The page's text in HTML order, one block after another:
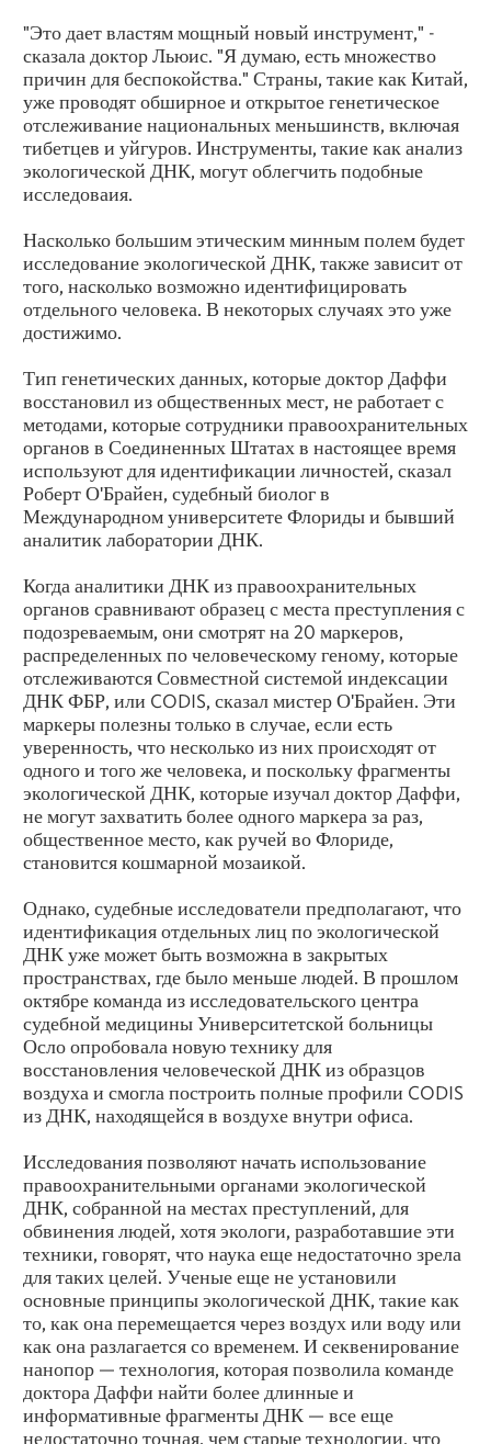
"Это дает властям мощный новый инструмент," -
сказала доктор Льюис. "Я думаю, есть множество
причин для беспокойства." Страны, такие как Китай,
уже проводят обширное и открытое генетическое
отслеживание национальных меньшинств, включая
тибетцев и уйгуров. Инструменты, такие как анализ
экологической ДНК, могут облегчить подобные
исследоваия.
Насколько большим этическим минным полем будет
исследование экологической ДНК, также зависит от
того, насколько возможно идентифицировать
отдельного человека. В некоторых случаях это уже
достижимо.
Тип генетических данных, которые доктор Даффи
восстановил из общественных мест, не работает с
методами, которые сотрудники правоохранительных
органов в Соединенных Штатах в настоящее время
используют для идентификации личностей, сказал
Роберт О'Брайен, судебный биолог в
Международном университете Флориды и бывший
аналитик лаборатории ДНК.
Когда аналитики ДНК из правоохранительных
органов сравнивают образец с места преступления с
подозреваемым, они смотрят на 20 маркеров,
распределенных по человеческому геному, которые
отслеживаются Совместной системой индексации
ДНК ФБР, или CODIS, сказал мистер О'Брайен. Эти
маркеры полезны только в случае, если есть
уверенность, что несколько из них происходят от
одного и того же человека, и поскольку фрагменты
экологической ДНК, которые изучал доктор Даффи,
не могут захватить более одного маркера за раз,
общественное место, как ручей во Флориде,
становится кошмарной мозаикой.
Однако, судебные исследователи предполагают, что
идентификация отдельных лиц по экологической
ДНК уже может быть возможна в закрытых
пространствах, где было меньше людей. В прошлом
октябре команда из исследовательского центра
судебной медицины Университетской больницы
Осло опробовала новую технику для
восстановления человеческой ДНК из образцов
воздуха и смогла построить полные профили CODIS
из ДНК, находящейся в воздухе внутри офиса.
Исследования позволяют начать использование
правоохранительными органами экологической
ДНК, собранной на местах преступлений, для
обвинения людей, хотя экологи, разработавшие эти
техники, говорят, что наука еще недостаточно зрела
для таких целей. Ученые еще не установили
основные принципы экологической ДНК, такие как
то, как она перемещается через воздух или воду или
как она разлагается со временем. И секвенирование
нанопор — технология, которая позволила команде
доктора Даффи найти более длинные и
информативные фрагменты ДНК — все еще
недостаточно точная, чем старые технологии, что